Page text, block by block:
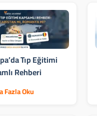
Tıp Eğitimi
Rehberi
Fazla Oku